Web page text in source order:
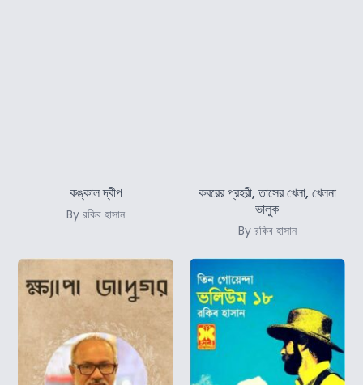
কঙ্কাল দ্বীপ
By রকিব হাসান
কবরের প্রহরী, তাসের খেলা, খেলনা
ভালুক
By রকিব হাসান